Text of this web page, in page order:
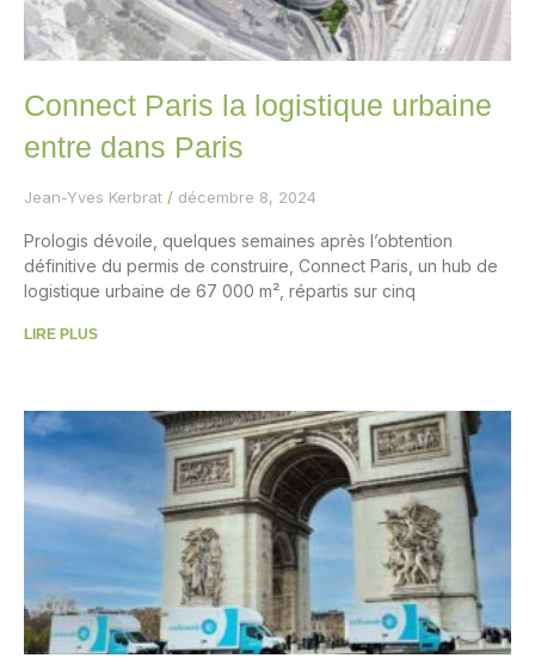
Connect Paris la logistique urbaine
entre dans Paris
Jean-Yves Kerbrat décembre 8, 2024
Prologis dévoile, quelques semaines après l’obtention
définitive du permis de construire, Connect Paris, un hub de
logistique urbaine de 67 000 m², répartis sur cinq
LIRE PLUS